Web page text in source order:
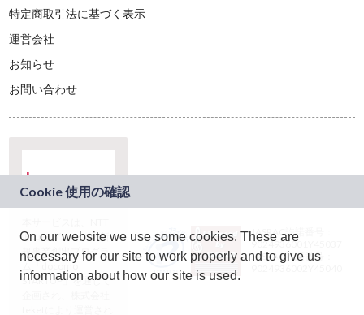
特定商取引法に基づく表示
運営会社
お知らせ
お問い合わせ
ドコモグループの新
規事業創出プログラ
ム「docomo
STARTUP」を通じて
JASRAC許諾番号：
9024936001Y45037
JASRAC許諾番号：
On our website we use some cookies. These are
necessary for our site to work properly and to give us
information about how our site is used.